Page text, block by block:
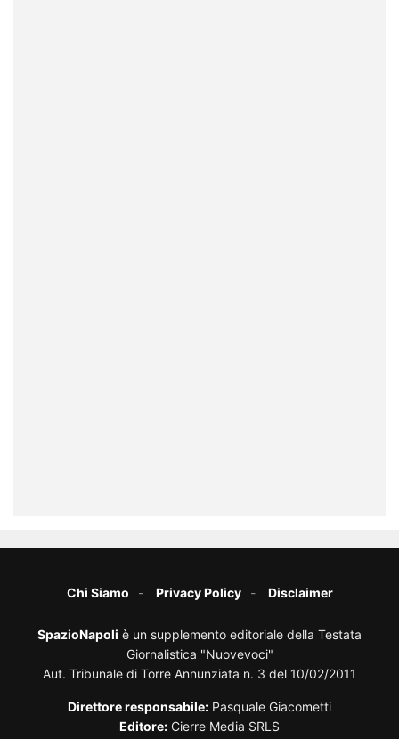
Chi Siamo Privacy Policy Disclaimer
SpazioNapoli è un supplemento editoriale della Testata
Giornalistica "Nuovevoci"
Aut. Tribunale di Torre Annunziata n. 3 del 10/02/2011
Direttore responsabile: Pasquale Giacometti
Editore: Cierre Media SRLS